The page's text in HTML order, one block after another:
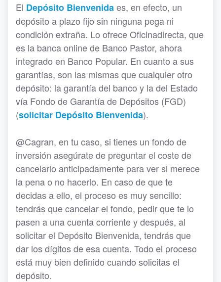
El Depósito Bienvenidaes, en efecto, un
depósito a plazo fijo sin ninguna pega ni
condición extraña. Lo ofrece Oficinadirecta, que
es la banca online de Banco Pastor, ahora
integrado en Banco Popular. En cuanto a sus
garantías, son las mismas que cualquier otro
depósito: la garantía del banco y la del Estado
vía Fondo de Garantía de Depósitos (FGD)
(solicitar Depósito Bienvenida).
@Cagran, en tu caso, si tienes un fondo de
inversión asegúrate de preguntar el coste de
cancelarlo anticipadamente para ver si merece
la pena o no hacerlo. En caso de que te
decidas a ello, el proceso es muy sencillo:
tendrás que cancelar el fondo, pedir que te lo
pasen a una cuenta corriente y después, al
solicitar el Depósito Bienvenida, tendrás que
dar los dígitos de esa cuenta. Todo el proceso
está muy bien definido cuando solicitas el
depósito.